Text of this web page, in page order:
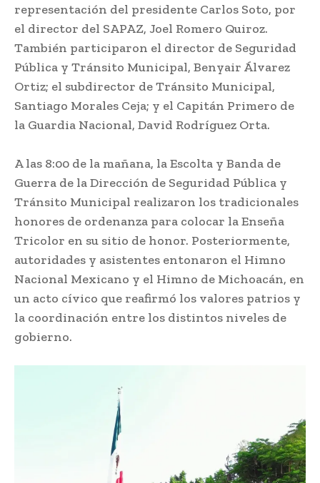
representación del presidente Carlos Soto, por
el director del SAPAZ, Joel Romero Quiroz.
También participaron el director de Seguridad
Pública y Tránsito Municipal, Benyair Álvarez
Ortiz; el subdirector de Tránsito Municipal,
Santiago Morales Ceja; y el Capitán Primero de
la Guardia Nacional, David Rodríguez Orta.
A las 8:00 de la mañana, la Escolta y Banda de
Guerra de la Dirección de Seguridad Pública y
Tránsito Municipal realizaron los tradicionales
honores de ordenanza para colocar la Enseña
Tricolor en su sitio de honor. Posteriormente,
autoridades y asistentes entonaron el Himno
Nacional Mexicano y el Himno de Michoacán, en
un acto cívico que reafirmó los valores patrios y
la coordinación entre los distintos niveles de
gobierno.